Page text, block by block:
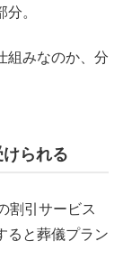
。
組みなのか、分
られる
割引サービス
ると葬儀プラン